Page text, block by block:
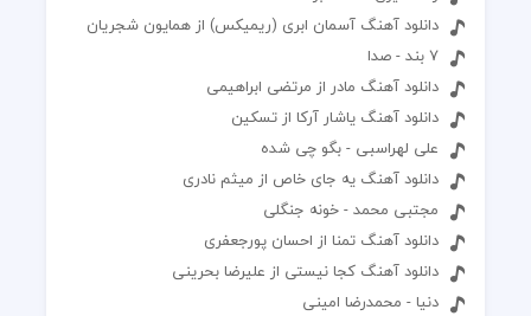
دانلود آهنگ آسمان ابری (ریمیکس) از همایون شجریان
7 بند - صدا
دانلود آهنگ مادر از مرتضی ابراهیمی
دانلود آهنگ یاشار آرکا از تسکین
علی لهراسبی - بگو چی شده
دانلود آهنگ یه جای خاص از میثم نادری
مجتبی محمد - خونه جنگلی
دانلود آهنگ تمنا از احسان پورجعفری
دانلود آهنگ کجا نیستی از علیرضا بحرینی
دنیا - محمدرضا امینی